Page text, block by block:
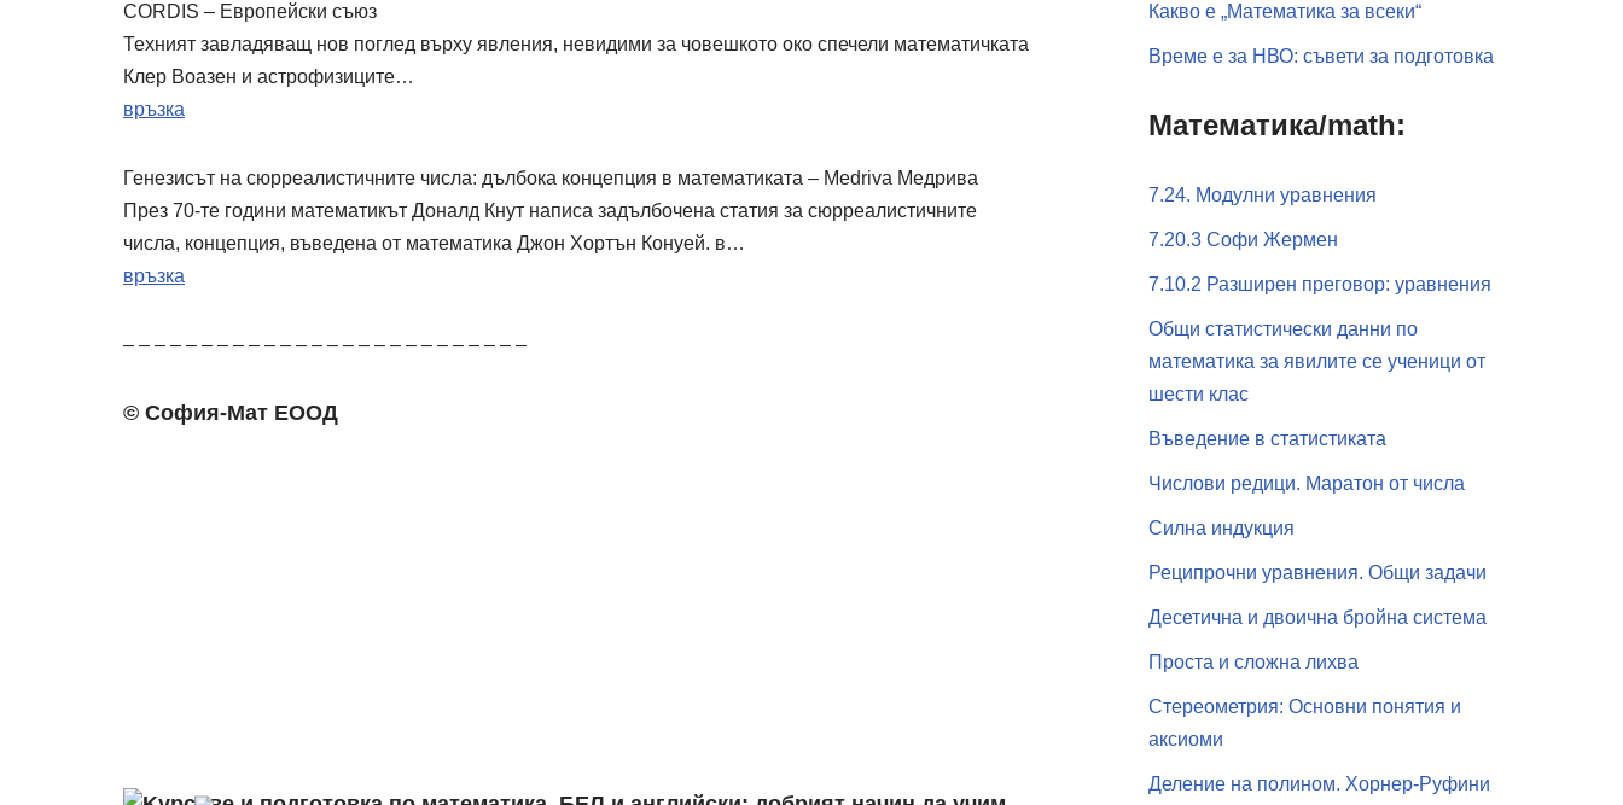
CORDIS – Европейски съюз
Техният завладяващ нов поглед върху явления, невидими за човешкото око спечели математичката
Клер Воазен и астрофизиците…
връзка
Генезисът на сюрреалистичните числа: дълбока концепция в математиката – Medriva Медрива
През 70-те години математикът Доналд Кнут написа задълбочена статия за сюрреалистичните
числа, концепция, въведена от математика Джон Хортън Конуей. в…
връзка
– – – – – – – – – – – – – – – – – – – – – – – – – –
© София-Мат ЕООД
Какво е „Математика за всеки“
Време е за НВО: съвети за подготовка
Математика/math:
7.24. Модулни уравнения
7.20.3 Софи Жермен
7.10.2 Разширен преговор: уравнения
Общи статистически данни по
математика за явилите се ученици от
шести клас
Въведение в статистиката
Числови редици. Маратон от числа
Силна индукция
Реципрочни уравнения. Общи задачи
Десетична и двоична бройна система
Проста и сложна лихва
Стереометрия: Основни понятия и
аксиоми
Деление на полином. Хорнер-Руфини